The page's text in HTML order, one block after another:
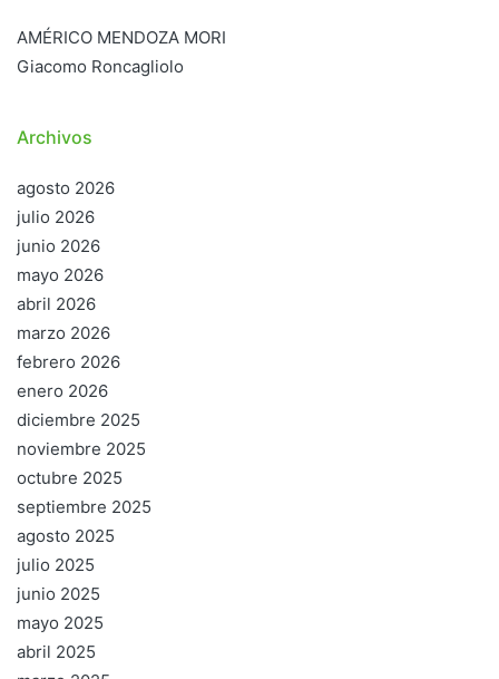
AMÉRICO MENDOZA MORI
Giacomo Roncagliolo
Archivos
agosto 2026
julio 2026
junio 2026
mayo 2026
abril 2026
marzo 2026
febrero 2026
enero 2026
diciembre 2025
noviembre 2025
octubre 2025
septiembre 2025
agosto 2025
julio 2025
junio 2025
mayo 2025
abril 2025